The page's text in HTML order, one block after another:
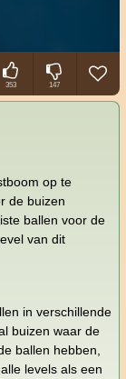
353 147
op te
de buizen
ballen voor de
van dit
in verschillende
buizen waar de
ballen hebben,
levels als een